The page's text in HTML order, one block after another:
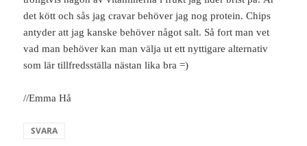
det kött och sås jag cravar behöver jag nog protein. Chips
antyder att jag kanske behöver något salt. Så fort man vet
vad man behöver kan man välja ut ett nyttigare alternativ
som lär tillfredsställa nästan lika bra =)
//Emma Hå
SVARA